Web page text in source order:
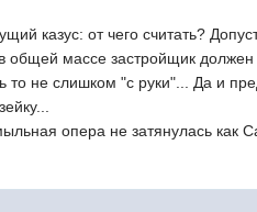
казус: от чего считать?
массе застройщик
то не слишком "с руки"... Да и
опера не затянулась как